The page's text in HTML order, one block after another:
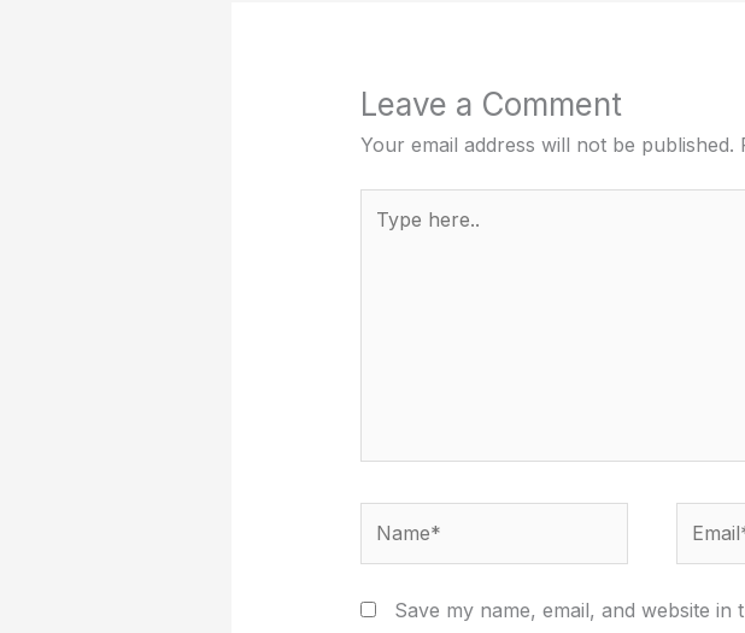
Leave a Comment
Your email address will not be published.
here..
Save my name, email, and website